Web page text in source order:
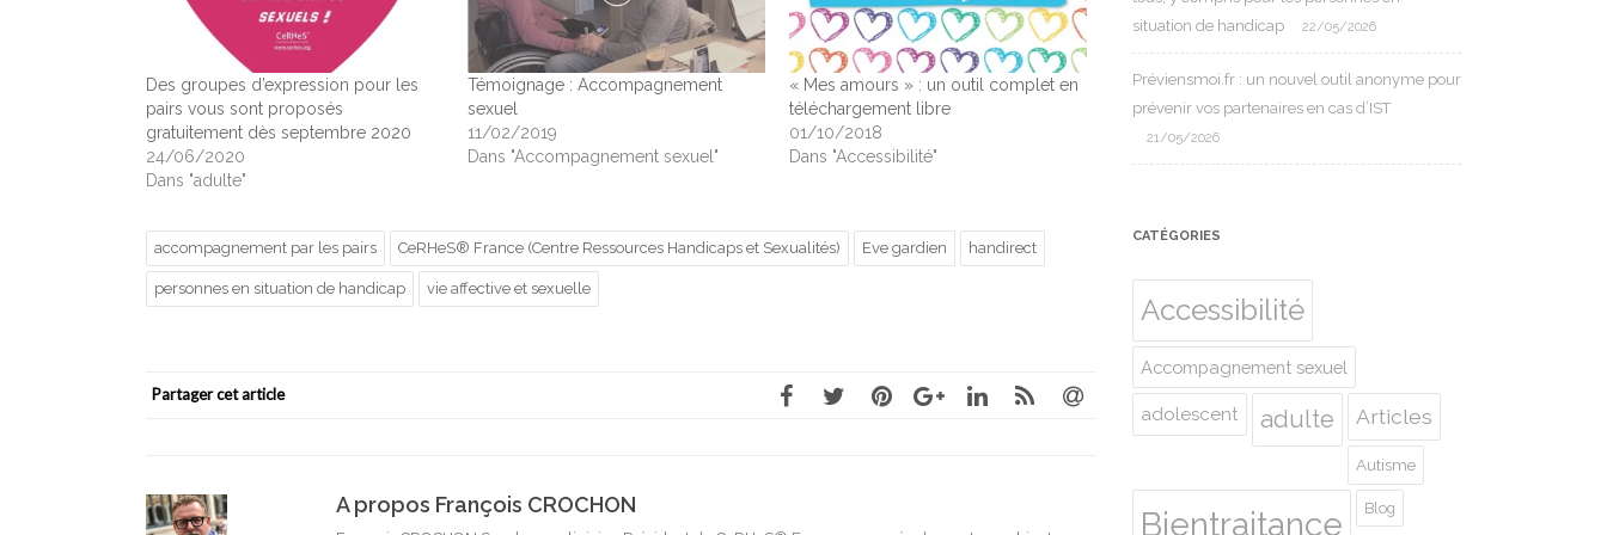
Des groupes d’expression pour les
pairs vous sont proposés
gratuitement dès septembre 2020
24/06/2020
Dans "adulte"
Témoignage : Accompagnement
sexuel
11/02/2019
Dans "Accompagnement sexuel"
« Mes amours » : un outil complet en
téléchargement libre
01/10/2018
Dans "Accessibilité"
accompagnement par les pairs CeRHeS® France (Centre Ressources Handicaps et Sexualités) Eve gardien handirect
personnes en situation de handicap vie affective et sexuelle
Partager cet article
A propos François CROCHON
situation de handicap
22/05/2026
Préviensmoi.fr : un nouvel outil anonyme pour
prévenir vos partenaires en cas d’IST
21/05/2026
CATÉGORIES
Accessibilité
Accompagnement sexuel
adolescent adulte Articles
Autisme
Bientraitance Blog